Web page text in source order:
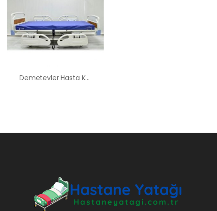
MOTORLU
KARYOLASI
ANKARA
HASTA
KARYOLASI
HK-70 – 3
Demetevler Hasta Karyolası Kiralama Satış Fiyatları